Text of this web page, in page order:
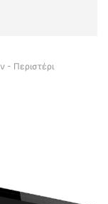
- Περιστέρι